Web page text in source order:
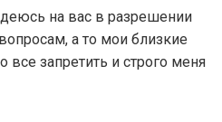
на вас в разрешении
а то мои близкие
все запретить и строго меня